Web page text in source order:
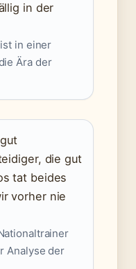
in der
in einer
Ära der
die gut
tat beides
vorher nie
Analyse der